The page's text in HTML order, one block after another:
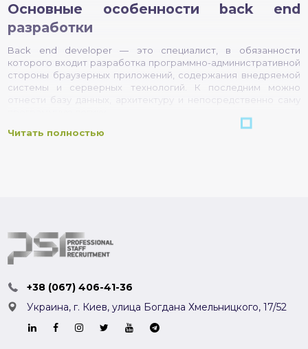
Основные особенности back end
разработки
Back end developer — это специалист, в обязанности
которого входит разработка программно-административной
стороны браузерных приложений, содержания внедряемой
системы и серверных технологий. К последним можно
отнести базу данных, архитектуру и непосредственно саму
Занимаясь в сфере back end, специалист может
Python;
JavaScript или Node;
bash и др.
Также можно использовать разные системы управления
Читать полностью
+38 (067) 406-41-36
Украина, г. Киев,улица Богдана Хмельницкого, 17/52